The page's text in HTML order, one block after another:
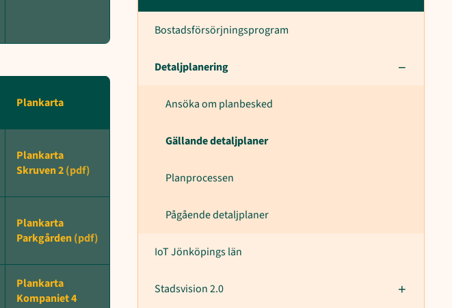
Plankarta
Plankarta
Skruven 2
Plankarta
Parkgården
Plankarta
Kompaniet 4
Bostadsförsörjningsprogram
Detaljplanering
Ansöka om planbesked
Gällande detaljplaner
Planprocessen
Pågående detaljplaner
IoT Jönköpings län
Stadsvision 2.0